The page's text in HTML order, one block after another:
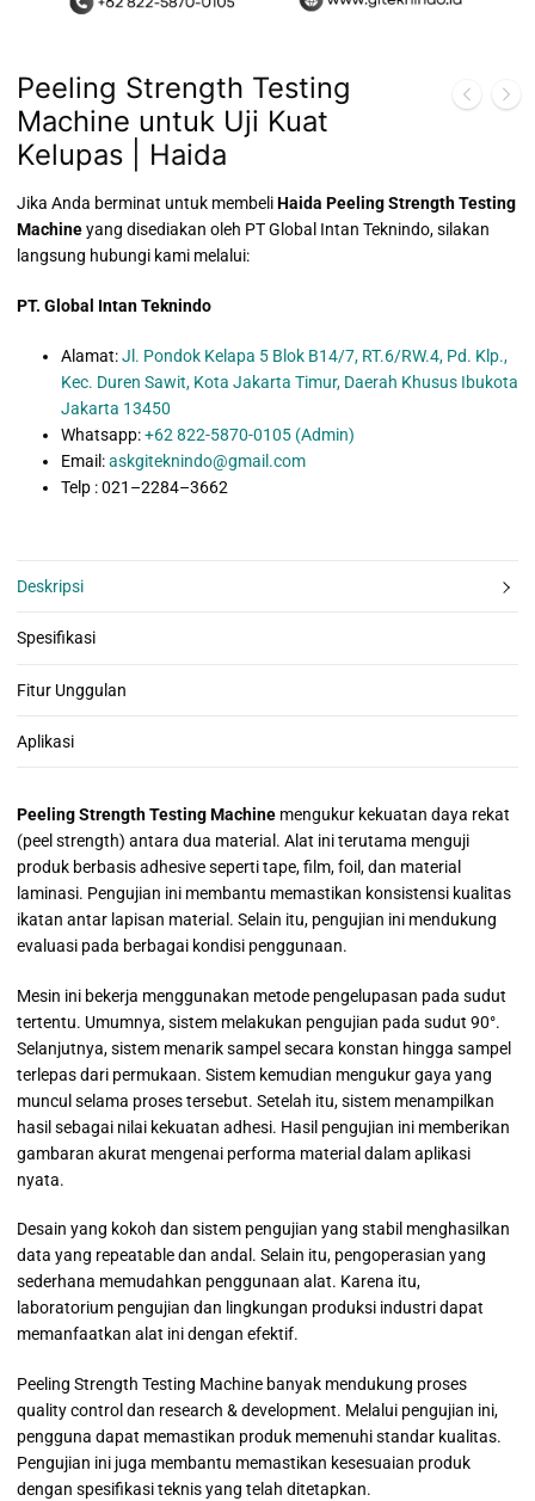
Peeling Strength Testing
Machine untuk Uji Kuat
Kelupas | Haida
Jika Anda berminat untuk membeliHaida Peeling Strength Testing
Machineyang disediakan oleh PT Global Intan Teknindo, silakan
langsung hubungi kami melalui:
PT. Global Intan Teknindo
Alamat:Jl. Pondok Kelapa 5 Blok B14/7, RT.6/RW.4, Pd. Klp.,
Kec. Duren Sawit, Kota Jakarta Timur, Daerah Khusus Ibukota
Jakarta 13450
Whatsapp: +62 822-5870-0105 (Admin)
Email:askgiteknindo@gmail.com
Telp : 021–2284–3662
Deskripsi
Spesifikasi
Fitur Unggulan
Aplikasi
Peeling Strength Testing Machine mengukur kekuatan daya rekat
(peel strength) antara dua material. Alat ini terutama menguji
produk berbasis adhesive seperti tape, film, foil, dan material
laminasi. Pengujian ini membantu memastikan konsistensi kualitas
ikatan antar lapisan material. Selain itu, pengujian ini mendukung
evaluasi pada berbagai kondisi penggunaan.
Mesin ini bekerja menggunakan metode pengelupasan pada sudut
tertentu. Umumnya, sistem melakukan pengujian pada sudut 90°.
Selanjutnya, sistem menarik sampel secara konstan hingga sampel
terlepas dari permukaan. Sistem kemudian mengukur gaya yang
muncul selama proses tersebut. Setelah itu, sistem menampilkan
hasil sebagai nilai kekuatan adhesi. Hasil pengujian ini memberikan
gambaran akurat mengenai performa material dalam aplikasi
nyata.
Desain yang kokoh dan sistem pengujian yang stabil menghasilkan
data yang repeatable dan andal. Selain itu, pengoperasian yang
sederhana memudahkan penggunaan alat. Karena itu,
laboratorium pengujian dan lingkungan produksi industri dapat
memanfaatkan alat ini dengan efektif.
Peeling Strength Testing Machine banyak mendukung proses
quality control dan research & development. Melalui pengujian ini,
pengguna dapat memastikan produk memenuhi standar kualitas.
Pengujian ini juga membantu memastikan kesesuaian produk
dengan spesifikasi teknis yang telah ditetapkan.